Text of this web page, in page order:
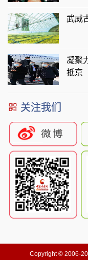
武威
凝聚
抵京
关注我们
Copyright © 2006-